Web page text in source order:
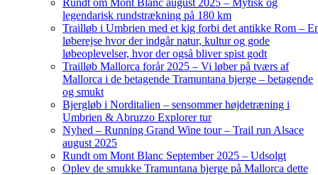
Rundt om Mont Blanc august 2025 – Mytisk og
legendarisk rundstrækning på 180 km
Trailløb i Umbrien med et kig forbi det antikke Rom –
løberejse hvor der indgår natur, kultur og gode
løbeoplevelser, hvor der også bliver spist godt
Trailløb Mallorca forår 2025 – Vi løber på tværs af
Mallorca i de betagende Tramuntana bjerge – betagende
og smukt
Bjergløb i Norditalien – sensommer højdetræning i
Umbrien & Abruzzo Explorer tur
Nyhed – Running Grand Wine tour – Trail run Alsace
august 2025
Rundt om Mont Blanc September 2025 – Udsolgt
Oplev de smukke Tramuntana bjerge på Mallorca dette